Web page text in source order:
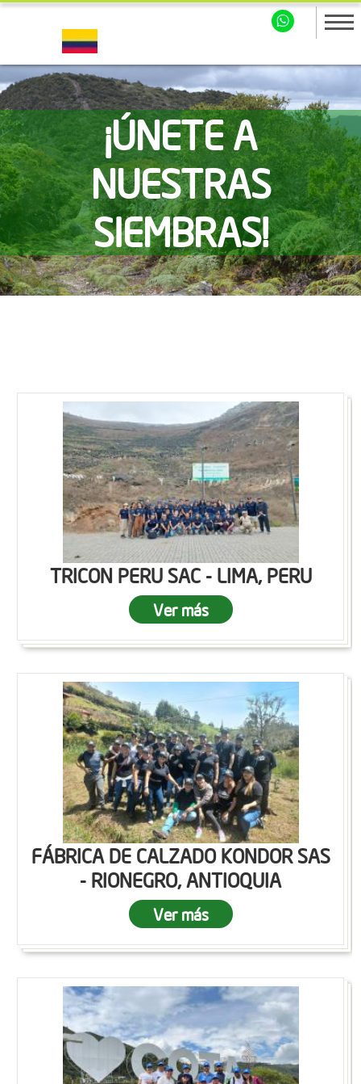
¡ÚNETE A
NUESTRAS
SIEMBRAS!
TRICON PERU SAC - LIMA, PERU
Ver más
FÁBRICA DE CALZADO KONDOR SAS
- RIONEGRO, ANTIOQUIA
Ver más